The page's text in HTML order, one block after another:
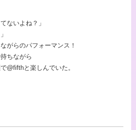
ないよね？」
がらのパフォーマンス！
ちながら
@fifthと楽しんでいた。